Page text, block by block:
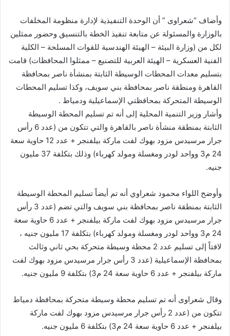
وأضاف “شعراوى ” أن الوحدة التنفيذية لإدارة منظومة المخلفات
بالوزارة والمسئولة عن متابعة تنفيذ الخطة بالتنسيق وحضور ممثلين
لكل من (وزارة البيئة – الهيئة الهندسية للقوات المسلحة – الكلية
الفنية العسكرية – الهيئة العربية للتصنيع – ممثلوا المحافظات) قامت
بتسليم معدات المحطات الوسيطة الثابتة بمنشأة ناصر بمحافظة
القاهرة ومنطقة ناصر بمحافظة بني سويف، وكذا تسليم المحطات
الوسيطة المتحركة بمحافظتي الإسماعيلية ودمياط .
وأشار وزير التنمية المحلية إلى أنه تم تسليم المحطة الوسيطة
الثابتة بمنطقة منشأة ناصر بالقاهرة والتي تتكون من (عدد 6 رأس
جرار مرسيدس مزود بهوك لفت ماركة بيلفنجر + عدد 12 حاوية سعة
24 م3 وواحد لودر ومغسلة ومولد كهرباء) وذلك بتكلفة 37 مليون
جنيه.
وأوضح اللواء محمود شعراوي أنه تم أيضاً تسليم المحطة الوسيطة
الثابتة بمنطقة ناصر بمحافظة بني سويف والتي تضم (عدد 3 رأس
جرار مرسيدس مزود بهوك لفت ماركة بيلفنجر + عدد 6 حاوية سعة
24 م3 وواحد لودر ومغسلة ومولد كهرباء) بتكلفة 17 مليون جنيه ،
لافتاً إلى تسليم عدد 2 محطة وسيطة متحركة بحي ثاني وثالث
بمحافظة الإسماعيلية (عدد 3 رأس جرار مرسيدس مزود بهوك لفت
ماركة بيلفنجر + عدد 6 حاوية سعة 24 م3) بتكلفة 9 مليون جنيه.
وقال شعراوى أنه تم تسليم محطة وسيطة متحركة بمحافظة دمياط
تتكون من (عدد 2 رأس جرار مرسيدس مزود بهوك لفت ماركة
بيلفنجر + عدد 6 حاوية سعة 24 م3) بتكلفة 6 مليون جنيه.